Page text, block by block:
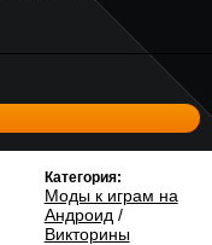
Категория:
Моды к играм на
Андроид /
Викторины